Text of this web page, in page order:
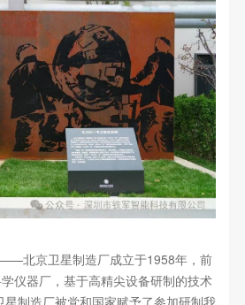
北京卫星制造厂成立于1958年，前
仪器厂，基于高精尖设备研制的技术
制造厂被党和国家赋予了参加研制我